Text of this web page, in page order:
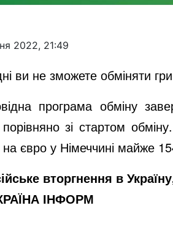
2022, 21:49
ви не зможете обміняти
програма обміну
зі стартом
на євро у Німеччині майже
вторгнення в
ІНФОРМ